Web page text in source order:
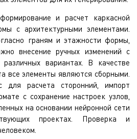
и расчет каркасной
с архитектурными элементами.
граням и этажности формы,
внесение ручных изменений с
вариантах. В качестве
все элементы являются сборными.
для расчета сторонний, импорт
с сохранение настроек узлов,
на основании нейронной сети
проектах. Проверка и